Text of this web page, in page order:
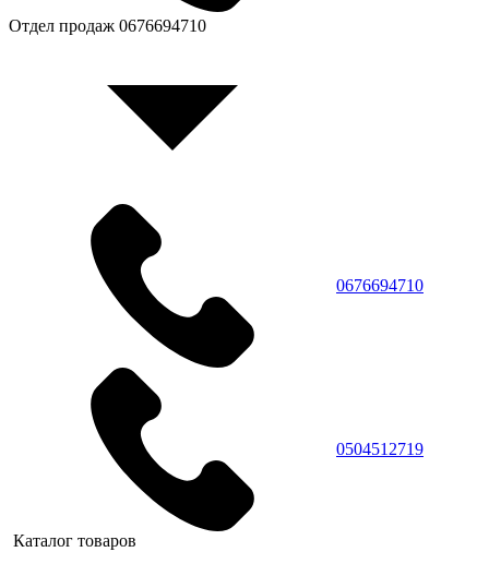
Отдел продаж 0676694710
0676694710
0504512719
Каталог товаров